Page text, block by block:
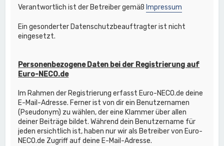
Verantwortlich ist der Betreiber gemäß Impressum
Ein gesonderter Datenschutzbeauftragter ist nicht
eingesetzt.
Personenbezogene Daten bei der Registrierung auf
Euro-NECO.de
Im Rahmen der Registrierung erfasst Euro-NECO.de deine
E-Mail-Adresse. Ferner ist von dir ein Benutzernamen
(Pseudonym) zu wählen, der eine Klammer über allen
deiner Beiträge bildet. Während dein Benutzername für
jeden ersichtlich ist, haben nur wir als Betreiber von Euro-
NECO.de Zugriff auf deine E-Mail-Adresse.